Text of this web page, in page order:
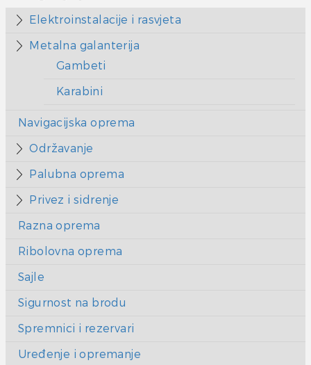
Elektroinstalacije i rasvjeta
Metalna galanterija
Gambeti
Karabini
Navigacijska oprema
Održavanje
Palubna oprema
Privez i sidrenje
Razna oprema
Ribolovna oprema
Sajle
Sigurnost na brodu
Spremnici i rezervari
Uređenje i opremanje